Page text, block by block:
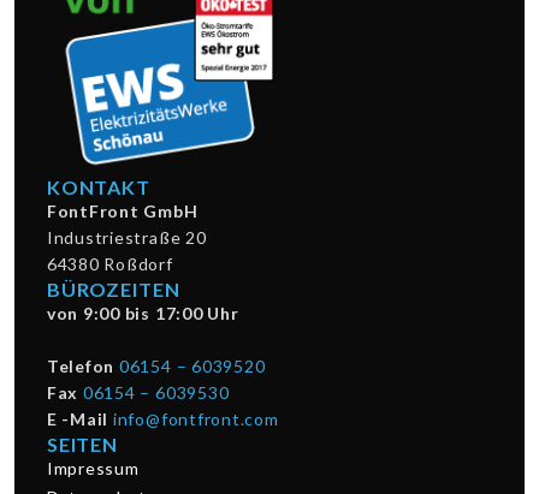
KONTAKT
FontFront GmbH
Industriestraße 20
64380 Roßdorf
BÜROZEITEN
von 9:00 bis 17:00 Uhr
Telefon 06154 – 6039520
Fax 06154 – 6039530
E -Mail info@fontfront.com
SEITEN
Impressum